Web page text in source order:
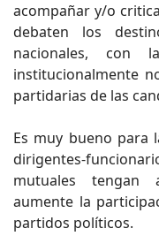
acompañar y/o
debaten los
nacionales, con
institucionalmente
partidarias de las
Es muy bueno para
dirigentes-
mutuales tengan
aumente la
partidos políticos.